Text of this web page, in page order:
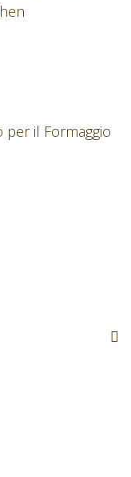
per il Formaggio